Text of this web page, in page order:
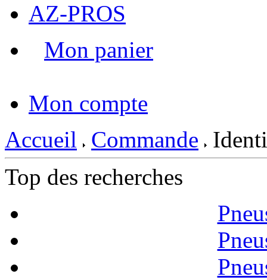
AZ-PROS
Mon panier
Mon compte
Accueil
Commande
Top des recherches